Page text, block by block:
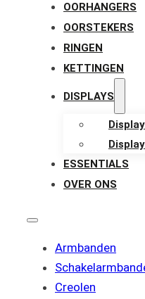
OORHANGERS
OORSTEKERS
RINGEN
KETTINGEN
DISPLAYS
ESSENTIALS
OVER ONS
Armbanden
Creolen